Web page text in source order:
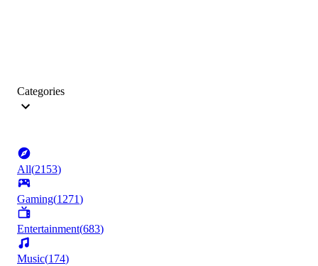
Categories
All(2153)
Gaming(1271)
Entertainment(683)
Music(174)